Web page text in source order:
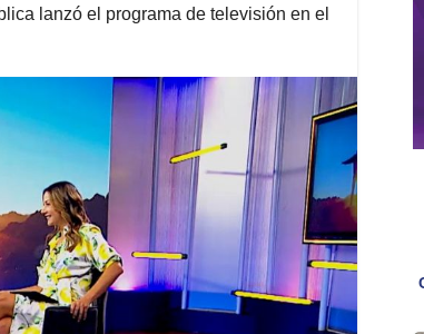
lanzó el programa de televisión en el